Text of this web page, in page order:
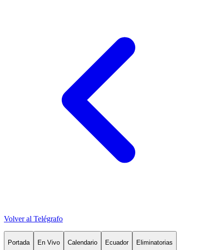
Volver al Telégrafo
Portada En Vivo Calendario Ecuador Eliminatorias